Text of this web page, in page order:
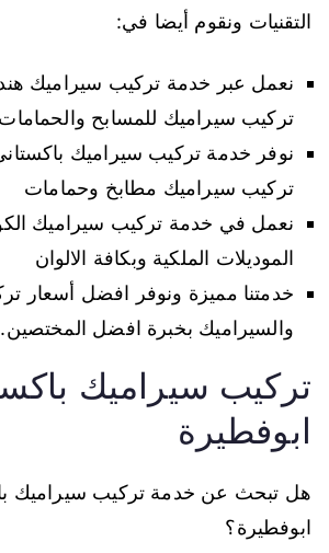
التقنيات ونقوم أيضا في:
نعمل عبر خدمة تركيب سيراميك
تركيب سيراميك للمسابح
نوفر خدمة تركيب سيراميك
تركيب سيراميك مطابخ وحمامات
نعمل في خدمة تركيب سيراميك
الموديلات الملكية وبكافة الالوان
خدمتنا مميزة ونوفر افضل أسعار
والسيراميك بخبرة افضل المختصين.
تركيب سيراميك
ابوفطيرة
هل تبحث عن خدمة تركيب سيراميك
ابوفطيرة؟